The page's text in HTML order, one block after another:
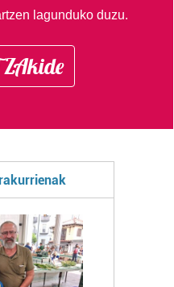
lagunduko duzu.